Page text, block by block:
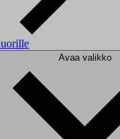
Avaa valikko